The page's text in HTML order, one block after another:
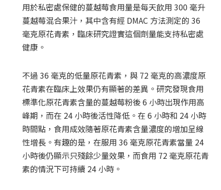
用於私密處保健的蔓越莓食用量是每天飲用 300 毫升
蔓越莓混合果汁，其中含有經 DMAC 方法測定的 36
毫克原花青素，臨床研究證實這個劑量能支持私密處
健康。
不過 36 毫克的低量原花青素，與 72 毫克的高濃度原
花青素在臨床上效果仍有顯著的差異。研究發現食用
標準化原花青素含量的蔓越莓粉後 6 小時出現作用高
峰期，而在 24 小時後活性降低。在 6 小時和 24 小時
時間點，食用成效隨著原花青素含量濃度的增加呈線
性增長。有趣的是，在服用 36 毫克原花青素當量 24
小時後仍顯示只殘餘少量效果，而食用 72 毫克原花青
素的情況下可持續 24 小時。